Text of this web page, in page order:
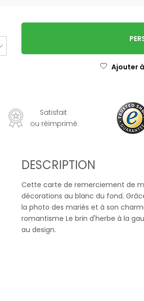
Ajouter
Satisfait
ou réimprimé
DESCRIPTION
Cette carte de remerciement de
décorations au blanc du fond.
la photo des mariés et à son
romantisme Le brin d'herbe à la
au design.